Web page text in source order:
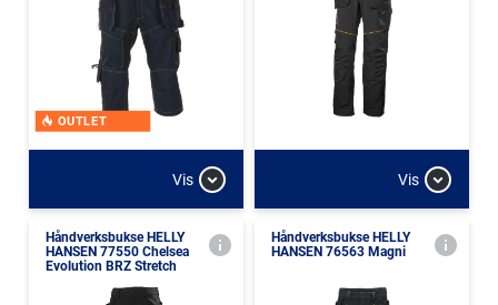
OUTLET
Vis Vis
Håndverksbukse HELLY
HANSEN 77550 Chelsea
Evolution BRZ Stretch
Håndverksbukse HELLY
HANSEN 76563 Magni